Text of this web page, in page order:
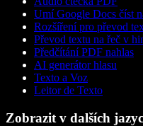
Umí Google Docs číst
Rozšíření pro převod
Převod textu na řeč v
Předčítání PDF nahlas
AI generátor hlasu
Texto a Voz
Leitor de Texto
Zobrazit v dalších